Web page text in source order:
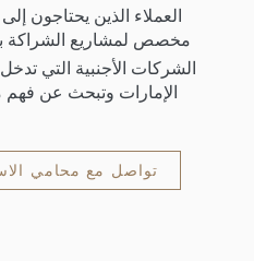
العملاء الذين يحتاجون
مخصص لمشاريع الشراكة
الشركات الأجنبية التي
الإمارات وتبحث عن فهم
تواصل مع محامي